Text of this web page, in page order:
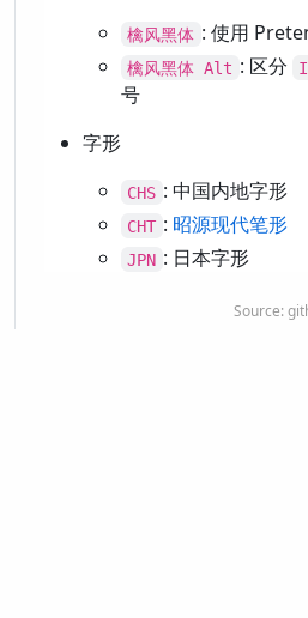
檎风黑体 : 使用
檎风黑体 Alt : 区分 I
号
字形
CHS : 中国内地字形
CHT : 昭源现代笔形
JPN : 日本字形
Source: